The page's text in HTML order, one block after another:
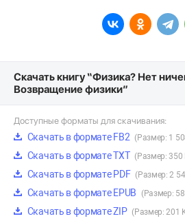
Скачать книгу “Физика? Нет
Возвращение физики”
Доступные форматы для скачивания:
Скачать в формате FB2 (Размер: 1
Скачать в формате TXT (Размер: 350
Скачать в формате PDF (Размер: 2
Скачать в формате EPUB (Размер:
Скачать в формате ZIP (Размер: 201